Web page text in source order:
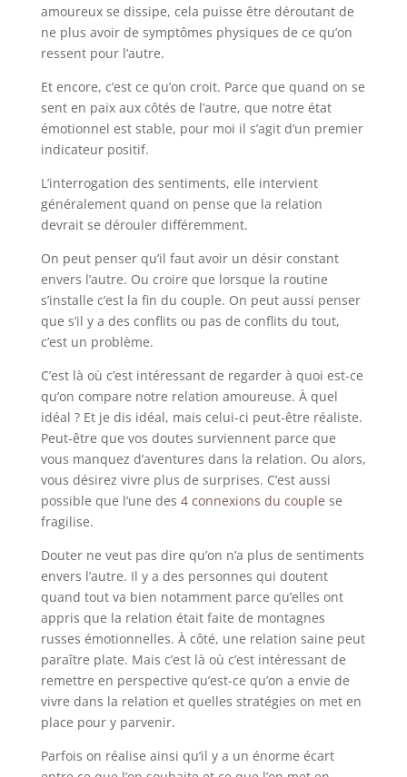
amoureux se dissipe, cela puisse être déroutant de
ne plus avoir de symptômes physiques de ce qu’on
ressent pour l’autre.
Et encore, c’est ce qu’on croit. Parce que quand on se
sent en paix aux côtés de l’autre, que notre état
émotionnel est stable, pour moi il s’agit d’un premier
indicateur positif.
L’interrogation des sentiments, elle intervient
généralement quand on pense que la relation
devrait se dérouler différemment.
On peut penser qu’il faut avoir un désir constant
envers l’autre. Ou croire que lorsque la routine
s’installe c’est la fin du couple. On peut aussi penser
que s’il y a des conflits ou pas de conflits du tout,
c’est un problème.
C’est là où c’est intéressant de regarder à quoi est-ce
qu’on compare notre relation amoureuse. À quel
idéal ? Et je dis idéal, mais celui-ci peut-être réaliste.
Peut-être que vos doutes surviennent parce que
vous manquez d’aventures dans la relation. Ou alors,
vous désirez vivre plus de surprises. C’est aussi
possible que l’une des 4 connexions du couple se
fragilise.
Douter ne veut pas dire qu’on n’a plus de sentiments
envers l’autre. Il y a des personnes qui doutent
quand tout va bien notamment parce qu’elles ont
appris que la relation était faite de montagnes
russes émotionnelles. À côté, une relation saine peut
paraître plate. Mais c’est là où c’est intéressant de
remettre en perspective qu’est-ce qu’on a envie de
vivre dans la relation et quelles stratégies on met en
place pour y parvenir.
Parfois on réalise ainsi qu’il y a un énorme écart